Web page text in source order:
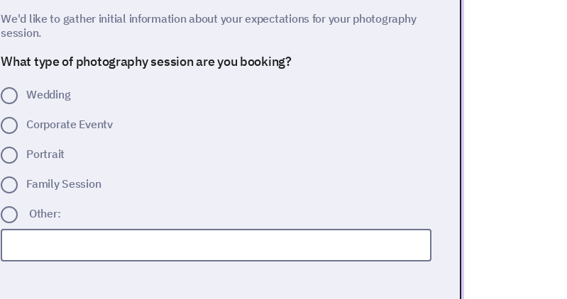
We'd like to gather initial information about your expectations for your photography
session.
What type of photography session are you booking?
Wedding
Corporate Eventv
Portrait
Family Session
Other: